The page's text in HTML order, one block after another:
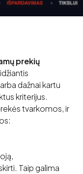
prekių
dažnai kartu
kriterijus.
tvarkomos, ir
Taip galima